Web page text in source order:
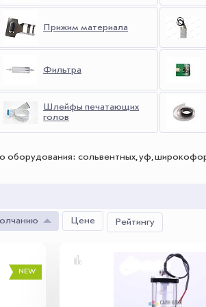
Прижим материала
Фильтра
Шлейфы печатающих
голов
оборудования: сольвентных, уф,
Цене Рейтингу
NEW